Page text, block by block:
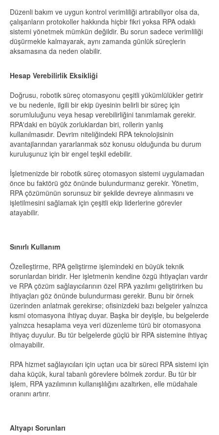
Düzenli bakım ve uygun kontrol verimliliği artırabiliyor olsa da,
çalışanların protokoller hakkında hiçbir fikri yoksa RPA odaklı
sistemi yönetmek mümkün değildir. Bu sorun sadece verimliliği
düşürmekle kalmayarak, aynı zamanda günlük süreçlerin
aksamasına da neden olabilir.
Hesap Verebilirlik Eksikliği
Doğrusu, robotik süreç otomasyonu çeşitli yükümlülükler getirir
ve bu nedenle, ilgili bir ekip üyesinin belirli bir süreç için
sorumluluğunu veya hesap verebilirliğini tanımlamak gerekir.
RPA'daki en büyük zorluklardan biri, rollerin yanlış
kullanılmasıdır. Devrim niteliğindeki RPA teknolojisinin
avantajlarından yararlanmak söz konusu olduğunda bu durum
kuruluşunuz için bir engel teşkil edebilir.
İşletmenizde bir robotik süreç otomasyon sistemi uygulamadan
önce bu faktörü göz önünde bulundurmanız gerekir. Yönetim,
RPA çözümünün sorunsuz bir şekilde devreye alınmasını ve
işletilmesini sağlamak için çeşitli ekip liderlerine görevler
atayabilir.
Sınırlı Kullanım
Özelleştirme, RPA geliştirme işlemindeki en büyük teknik
sorunlardan biridir. Her işletmenin kendine özgü ihtiyaçları vardır
ve RPA çözüm sağlayıcılarının özel RPA yazılımı geliştirirken bu
ihtiyaçları göz önünde bulundurması gerekir. Bunu bir örnek
üzerinden anlatmak gerekirse; ofisinizdeki bazı belgeler yalnızca
kısmi otomasyona ihtiyaç duyar. Başka bir deyişle, bu belgelerde
yalnızca hesaplama veya veri düzenleme türü bir otomasyona
ihtiyaç duyulur. Bu tür belgelerde güçlü bir RPA sistemine ihtiyaç
olmayabilir.
RPA hizmet sağlayıcıları için uçtan uca bir süreci RPA sistemi için
daha küçük, kural tabanlı görevlere bölmek zordur. Bu tür bir
işlem, RPA yazılımının kullanışlılığını azaltırken, elle müdahale
oranını artırır.
Altyapı Sorunları